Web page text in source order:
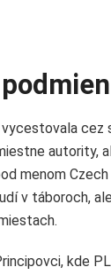
cez
autority,
menom
v táboroch,
kde